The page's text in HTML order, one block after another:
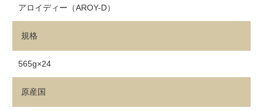
アロイディー（AROY-D）
規格
565g×24
原産国